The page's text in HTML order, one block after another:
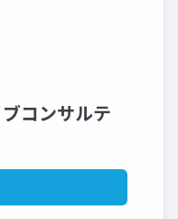
コンサルテ